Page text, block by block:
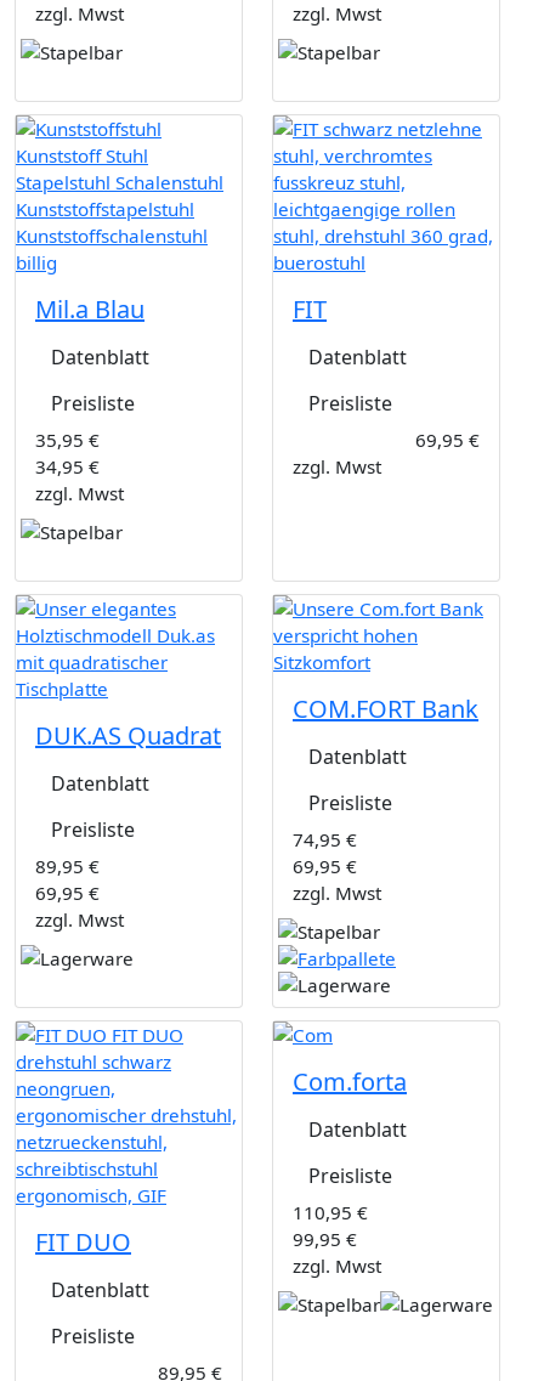
zzgl. Mwst
zzgl. Mwst
Mil.a Blau
Datenblatt
Preisliste
35,95 €
34,95 €
zzgl. Mwst
FIT
Datenblatt
Preisliste
69,95 €
zzgl. Mwst
DUK.AS Quadrat
Datenblatt
Preisliste
89,95 €
69,95 €
zzgl. Mwst
COM.FORT Bank
Datenblatt
Preisliste
74,95 €
69,95 €
zzgl. Mwst
FIT DUO
Datenblatt
Preisliste
89,95 €
Com.forta
Datenblatt
Preisliste
110,95 €
99,95 €
zzgl. Mwst